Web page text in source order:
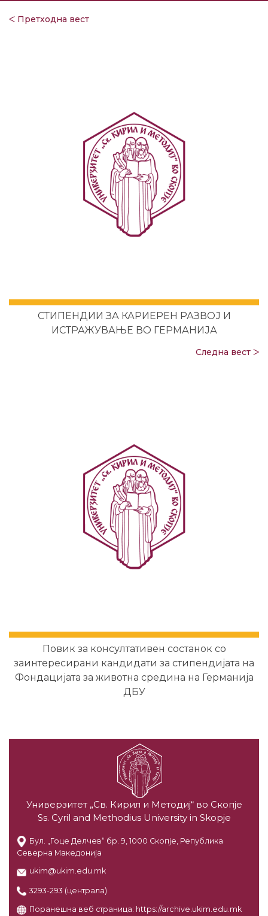
ᐸ Претходна вест
СТИПЕНДИИ ЗА КАРИЕРЕН РАЗВОЈ И
ИСТРАЖУВАЊЕ ВО ГЕРМАНИЈА
Следна вест ᐳ
Повик за консултативен состанок со
заинтересирани кандидати за стипендијата на
Фондацијата за животна средина на Германија
ДБУ
Универзитет „Св. Кирил и Методиј“ во Скопје
Ss. Cyril and Methodius University in Skopje
Бул. „Гоце Делчев“ бр. 9, 1000 Скопје, Република
Северна Македонија
ukim@ukim.edu.mk
3293-293 (централа)
Поранешна веб страница: https://archive.ukim.edu.mk